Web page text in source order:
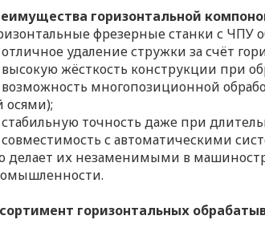
горизонтальной
фрезерные станки с ЧПУ
отличное удаление стружки за счёт
высокую жёсткость конструкции при
возможность многопозиционной
осями);
стабильную точность даже при
совместимость с автоматическими
делает их незаменимыми в
горизонтальных